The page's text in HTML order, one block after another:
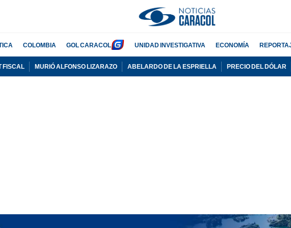
COLOMBIA GOL CARACOL UNIDAD INVESTIGATIVA ECONOMÍA
FISCAL MURIÓ ALFONSO LIZARAZO ABELARDO DE LA ESPRIELLA PRECIO DEL DÓLAR